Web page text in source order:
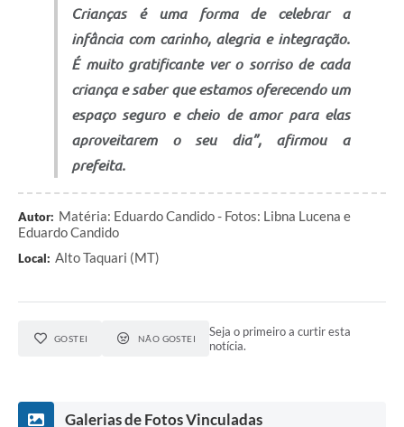
Crianças é uma forma de celebrar a
infância com carinho, alegria e integração.
É muito gratificante ver o sorriso de cada
criança e saber que estamos oferecendo um
espaço seguro e cheio de amor para elas
aproveitarem o seu dia”, afirmou a
prefeita.
Autor: Matéria: Eduardo Candido - Fotos: Libna Lucena e
Eduardo Candido
Local: Alto Taquari (MT)
GOSTEI NÃO GOSTEI
Seja o primeiro a curtir esta
notícia.
Galerias de Fotos Vinculadas